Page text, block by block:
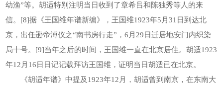
幼渔”等。胡适特别注明当日收到了章希吕和陈独秀等人的来
信。[8]据《王国维年谱新编》，王国维1923年5月31日到达北
京，出任逊帝溥仪之“南书房行走”，6月29日迁居地安门内织染
局十号。[9]当年之后的时间，王国维一直在北京居住。胡适1923
年12月16日日记记载拜访王国维，证明当日胡适已在北京。
《胡适年谱》中提及1923年12月，胡适曾到南京，在东南大